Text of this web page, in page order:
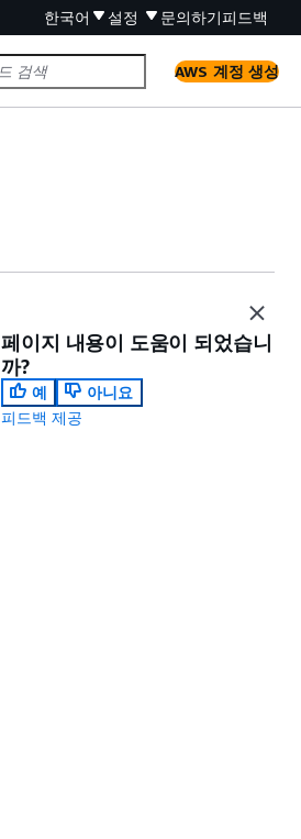
한국어 설정 문의하기피드백
AWS 계정 생성
페이지 내용이 도움이 되었습니
까?
예
아니요
피드백 제공